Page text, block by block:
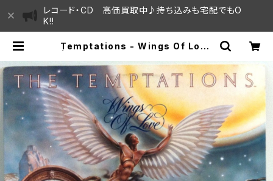
レコード・CD 高価買取中♪持ち込みも宅配でもO
K!!
Temptations - Wings Of Love
からすぐ♫見晴らしの良いレコード屋